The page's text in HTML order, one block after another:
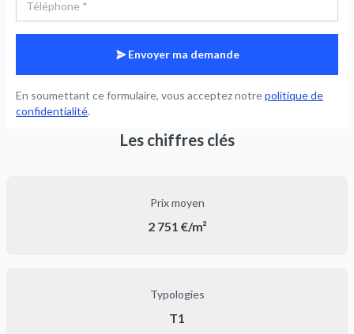
Envoyer ma demande
En soumettant ce formulaire, vous acceptez notrepolitique de
confidentialité.
Les chiffres clés
Prix moyen
2 751 €/m²
Typologies
T1